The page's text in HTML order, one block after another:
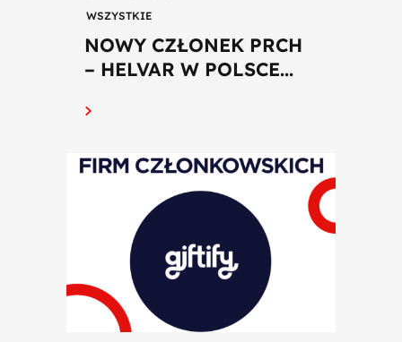
WSZYSTKIE
NOWY CZŁONEK PRCH
– HELVAR W POLSCE...